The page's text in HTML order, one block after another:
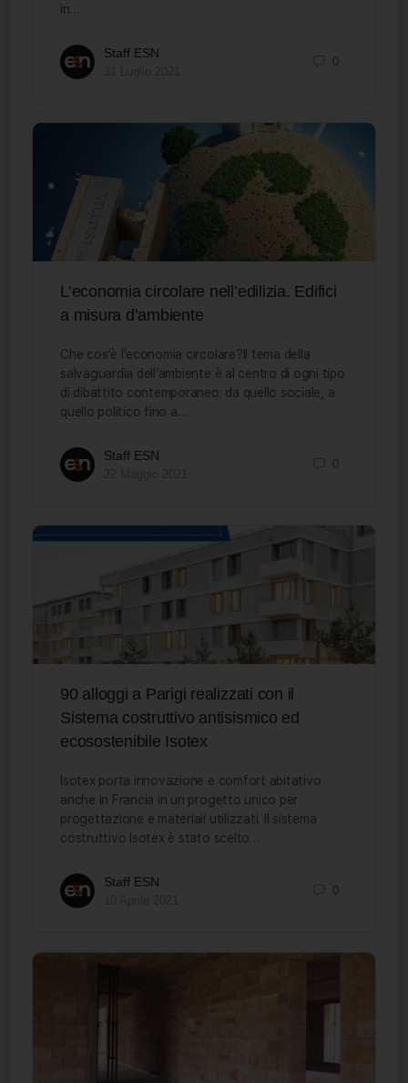
in…
Staff ESN
0
L’economia circolare nell’edilizia. Edifici
a misura d’ambiente
Che cos’è l’economia circolare?Il tema della
salvaguardia dell’ambiente è al centro di ogni tipo
di dibattito contemporaneo: da quello sociale, a
quello politico fino a…
Staff ESN
0
90 alloggi a Parigi realizzati con il
Sistema costruttivo antisismico ed
ecosostenibile Isotex
Isotex porta innovazione e comfort abitativo
anche in Francia in un progetto unico per
progettazione e materiali utilizzati. Il sistema
costruttivo Isotex è stato scelto…
Staff ESN
0